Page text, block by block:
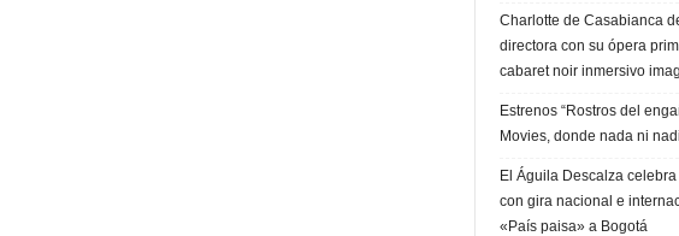
Charlotte de Casabianca
directora con su ópera
cabaret noir inmersivo
Estrenos “Rostros del
Movies, donde nada ni
El Águila Descalza
con gira nacional e
«País paisa» a Bogotá